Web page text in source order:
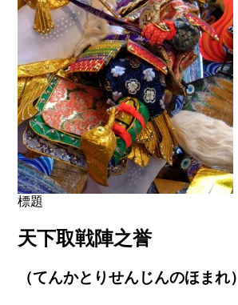
標題
天下取戦陣之誉
（てんかとりせんじんのほまれ）